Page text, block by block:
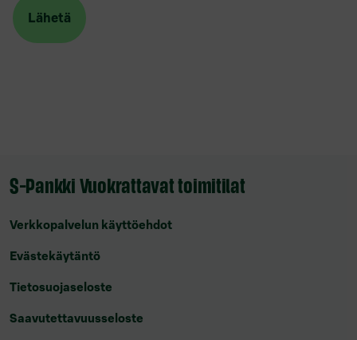
S-Pankki Vuokrattavat toimitilat
Verkkopalvelun käyttöehdot
Evästekäytäntö
Tietosuojaseloste
Saavutettavuusseloste